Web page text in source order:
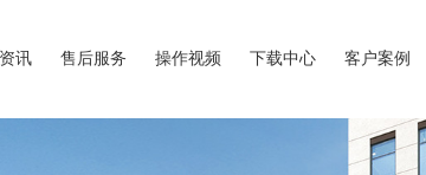
讯 售后服务 操作视频 下载中心 客户案例